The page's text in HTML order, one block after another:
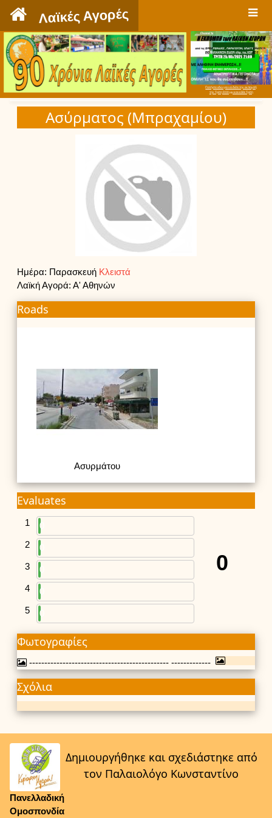
Λαϊκές Αγορές
Πατήστε εδώ για να δείτε την εκπομπή
την Τρίτη 9:00 μμ και κάθε Τρίτη
Ασύρματος (Μπραχαμίου)
Ημέρα: Παρασκευή Κλειστά
Λαϊκή Αγορά: Α' Αθηνών
Roads
Ασυρμάτου
Evaluates
1
0
2
0
3
0
4
0
5
0
0
Φωτογραφίες
---------------------------------------------- -------------
Σχόλια
Πανελλαδική
Ομοσπονδία
Δημιουργήθηκε και σχεδιάστηκε από
τον Παλαιολόγο Κωνσταντίνο